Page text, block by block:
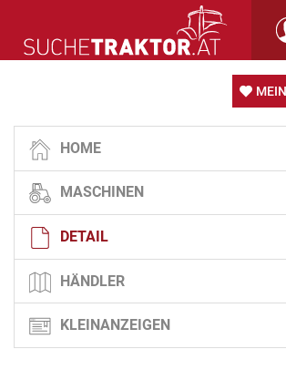
HOME
MASCHINEN
DETAIL
HÄNDLER
KLEINANZEIGEN